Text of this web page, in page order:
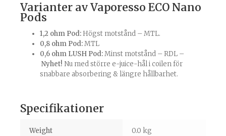
Varianter av Vaporesso ECO Nano
Pods
1,2 ohm Pod:Högst motstånd – MTL.
0,8 ohm Pod:MTL
0,6 ohm LUSH Pod:Minst motstånd – RDL –
Nyhet! Nu med större e-juice-hål i coilen för
snabbare absorbering & längre hållbarhet.
Specifikationer
Weight 0.0 kg